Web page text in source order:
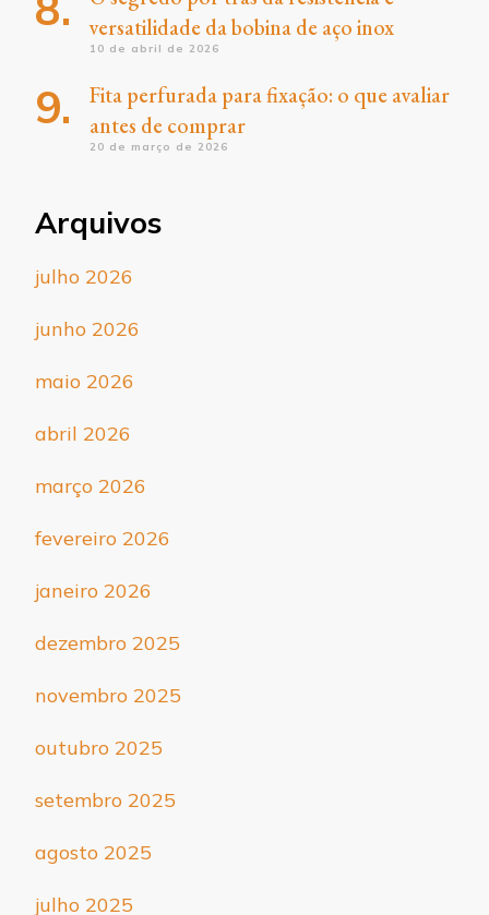
versatilidade da bobina de aço inox
10 de abril de 2026
Fita perfurada para fixação: o que avaliar
antes de comprar
20 de março de 2026
Arquivos
julho 2026
junho 2026
maio 2026
abril 2026
março 2026
fevereiro 2026
janeiro 2026
dezembro 2025
novembro 2025
outubro 2025
setembro 2025
agosto 2025
julho 2025